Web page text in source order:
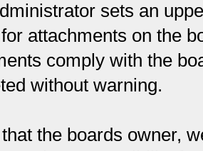
sets an
attachments on the
comply with the
without warning.
the boards owner,